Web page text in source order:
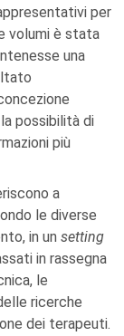
per
volumi è stata
una
possibilità di
più
a
le diverse
in un setting
in rassegna
le
ricerche
dei terapeuti.